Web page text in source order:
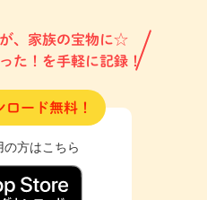
、家族の宝物に☆
た！を手軽に記録！
ロード無料！
の方はこちら